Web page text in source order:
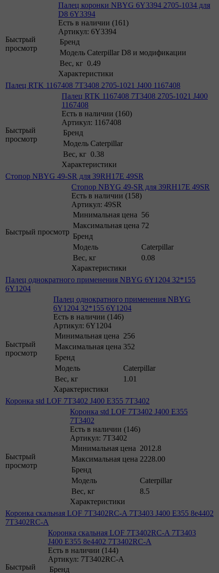
Быстрый
просмотр
Палец коронки NBYG 6Y3394 2705-1034 для
D8 6Y3394
Есть в наличии (161)
Артикул: 6Y3394
Бренд
Модель Caterpillar D8 и модификации
Вес, кг 0.49
Характеристики
Палец RTK 1167408 7T3408 2705-1021 J400 1167408
Быстрый
просмотр
Палец RTK 1167408 7T3408 2705-1021 J400
1167408
Есть в наличии (160)
Артикул: 1167408
Бренд
Модель Caterpillar
Вес, кг 0.38
Характеристики
Стопор NBYG 49-SR для 39RH17E 49SR
Быстрый просмотр
Стопор NBYG 49-SR для 39RH17E 49SR
Есть в наличии (158)
Артикул: 49SR
Минимальная цена 56
Максимальная цена 72
Бренд
Модель
Caterpillar
Вес, кг
0.08
Характеристики
Палец однократного применения NBYG 6Y1204 32*155
6Y1204
Быстрый
просмотр
Палец однократного применения NBYG
6Y1204 32*155 6Y1204
Есть в наличии (146)
Артикул: 6Y1204
Минимальная цена 256
Максимальная цена 352
Бренд
Модель
Caterpillar
Вес, кг
1.01
Характеристики
Коронка std LOF 7T3402 J400 E355 7T3402
Быстрый
просмотр
Коронка std LOF 7T3402 J400 E355
7T3402
Есть в наличии (146)
Артикул: 7T3402
Минимальная цена 2012.8
Максимальная цена 2228.00
Бренд
Модель
Caterpillar
Вес, кг
8.5
Характеристики
Коронка скальная LOF 7T3402RC-A 7T3403 J400 E355 8e4402
7T3402RC-A
Быстрый
Коронка скальная LOF 7T3402RC-A 7T3403
J400 E355 8e4402 7T3402RC-A
Есть в наличии (144)
Артикул: 7T3402RC-A
Бренд